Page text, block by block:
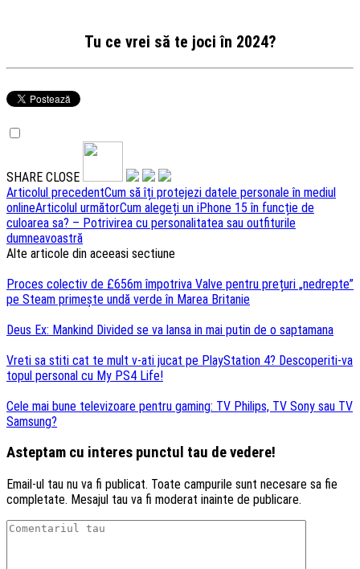
Tu ce vrei să te joci în 2024?
SHARE CLOSE
Navigare
articole
Articolul precedentCum să îți protejezi datele personale în mediul
onlineArticolul următorCum alegeți un iPhone 15 în funcție de
culoarea sa? – Potrivirea cu personalitatea sau outfiturile
dumneavoastră
Alte articole din aceeasi sectiune
Proces colectiv de £656m împotriva Valve pentru prețuri „nedrepte”
pe Steam primește undă verde în Marea Britanie
Deus Ex: Mankind Divided se va lansa in mai putin de o saptamana
Vreti sa stiti cat te mult v-ati jucat pe PlayStation 4? Descoperiti-va
topul personal cu My PS4 Life!
Cele mai bune televizoare pentru gaming: TV Philips, TV Sony sau TV
Samsung?
Asteptam cu interes punctul tau de vedere!
Email-ul tau nu va fi publicat. Toate campurile sunt necesare sa fie
completate. Mesajul tau va fi moderat inainte de publicare.